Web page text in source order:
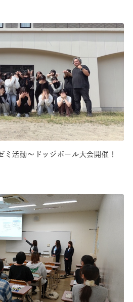
ミ活動～ドッジボール大会開催！